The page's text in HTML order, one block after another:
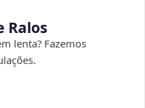
Ralos
lenta? Fazemos